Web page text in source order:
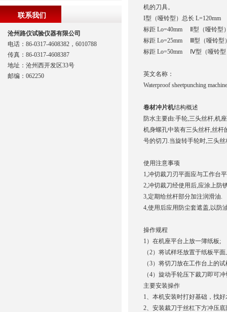
机的刀具。
I型（哑铃型）总长 L=120mm
标距 Lο=40mm Ⅱ型（哑铃型
标距 Lο=25mm Ⅲ型（哑铃型
标距 Lο=50mm Ⅳ型（哑铃型
英文名称：
Waterproof sheetpunching machine
卷材冲片机结构概述
防水主要由:手轮,三头丝杆,机
机身螺孔中装有三头丝杆,丝杆
号的切刀.当旋转手轮时,三头
使用注意事项
1,冲切裁刀刃平面应与工作台
2,冲切裁刀经使用后,应涂上防
3,定期给丝杆部分加注润滑油.
4,使用后应用防尘套遮盖,以防
操作规程
1）在机座平台上放一簿纸板;
（2）将试样坯放置于纸板平面
（3）将切刀放在工作台上的
（4）旋动手轮压下裁刀即可
主要安装操作
1、本机安装时打好基础，找
2、安装裁刀于丝杠下方冲压
联系我们
沧州路仪试验仪器有限公司
电话：86-0317-4608382，6010788
传真：86-0317-4608387
地址：沧州西开发区33号
邮编：062250